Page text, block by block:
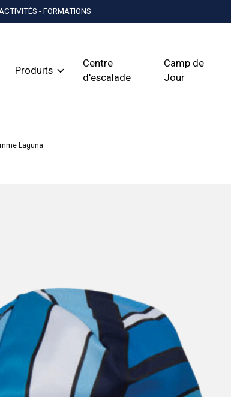
- FORMATIONS
Produits
Centre
d'escalade
Camp de
Jour
Laguna